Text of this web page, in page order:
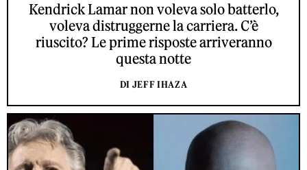
Kendrick Lamar non voleva solo batterlo,
voleva distruggerne la carriera. C’è
riuscito? Le prime risposte arriveranno
questa notte
DI JEFF IHAZA